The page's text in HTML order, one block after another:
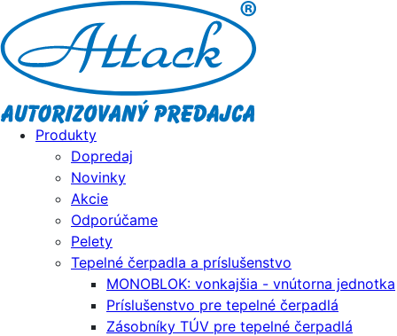
Produkty
Dopredaj
Novinky
Akcie
Odporúčame
Pelety
Tepelné čerpadla a príslušenstvo
MONOBLOK: vonkajšia - vnútorna jednotka
Príslušenstvo pre tepelné čerpadlá
Zásobníky TÚV pre tepelné čerpadlá